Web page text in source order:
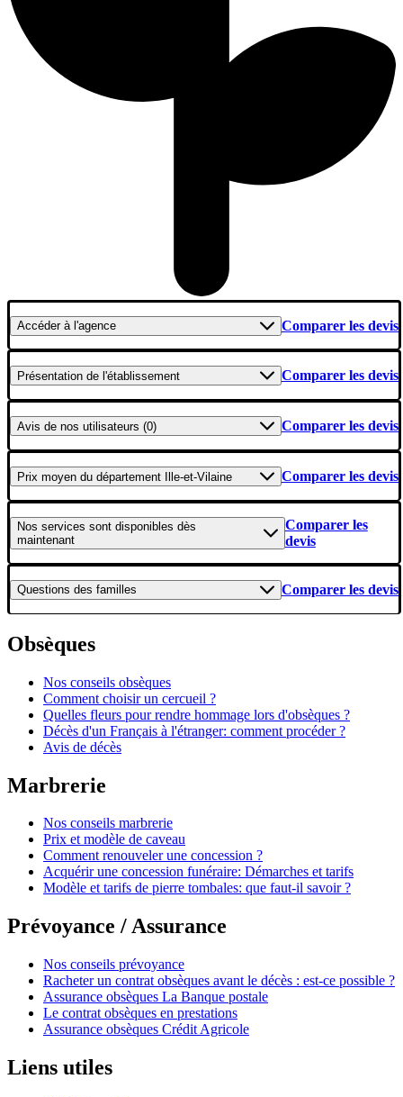
Accéderà l'agence Comparer les devis
Présentation de l'établissement Comparer les devis
Avis de nos utilisateurs (0) Comparer les devis
Prix moyen du département Ille-et-Vilaine Comparer les devis
Nos services sont disponibles dès
maintenant
Comparer les
devis
Questions des familles Comparer les devis
Obsèques
Nos conseils obsèques
Comment choisir un cercueil ?
Quelles fleurs pour rendre hommage lors d'obsèques ?
Décès d'un Français à l'étranger: comment procéder ?
Avis de décès
Marbrerie
Nos conseils marbrerie
Prix et modèle de caveau
Comment renouveler une concession ?
Acquérir une concession funéraire: Démarches et tarifs
Modèle et tarifs de pierre tombales: que faut-il savoir ?
Prévoyance / Assurance
Nos conseils prévoyance
Racheter un contrat obsèques avant le décès : est-ce possible ?
Assurance obsèques La Banque postale
Le contrat obsèques en prestations
Assurance obsèques Crédit Agricole
Liens utiles